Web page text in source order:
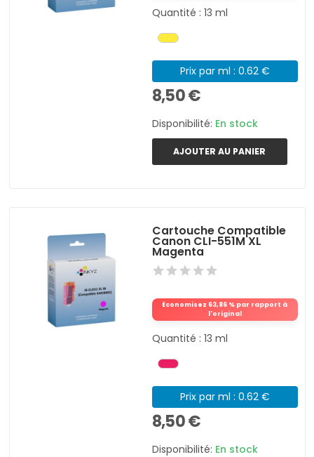
Quantité : 13 ml
Prix par ml : 0.62 €
8,50 €
Disponibilité: En stock
AJOUTER AU PANIER
Cartouche Compatible
Canon CLI-551M XL
Magenta
Économisez 63,86 % par rapport à
l'original
Quantité : 13 ml
Prix par ml : 0.62 €
8,50 €
Disponibilité: En stock